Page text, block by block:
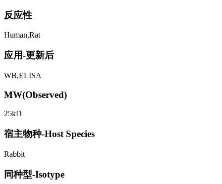
反应性
Human,Rat
应用-更新后
WB,ELISA
MW(Observed)
25kD
宿主物种-Host Species
Rabbit
同种型-Isotype